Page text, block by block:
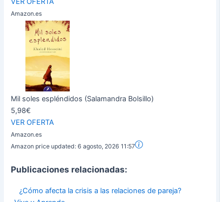
Amazon.es
Mil soles espléndidos (Salamandra Bolsillo)
5,98€
VER OFERTA
Amazon.es
Amazon price updated:6 agosto, 2026 11:57
Publicaciones relacionadas:
¿Cómo afecta la crisis a las relaciones de pareja?